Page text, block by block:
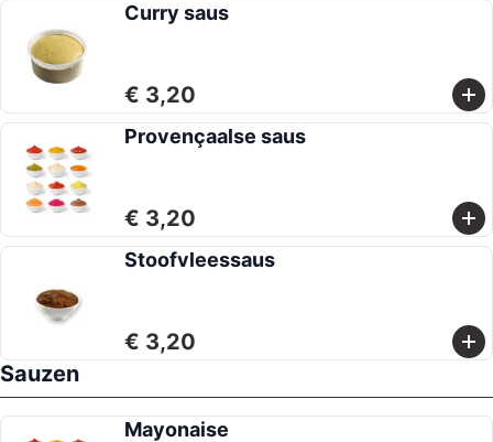
Curry saus
€ 3,20
Provençaalse saus
€ 3,20
Stoofvleessaus
€ 3,20
Sauzen
Mayonaise